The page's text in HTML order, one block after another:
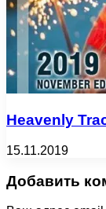
Heavenly
15.11.2019
Добавить